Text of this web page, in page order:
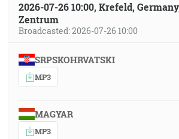
2026-07-26 10:00, Krefeld,
Zentrum
Broadcasted: 2026-07-26 10:00
SRPSKOHRVATSKI
MP3
MAGYAR
MP3